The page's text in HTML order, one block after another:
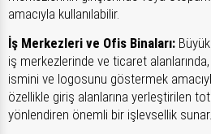
amacıyla kullanılabilir.
İş Merkezleri ve Ofis Binaları:
iş merkezlerinde ve ticaret
ismini ve logosunu göstermek
özellikle giriş alanlarına yerleştirilen
yönlendiren önemli bir işlevsellik sunar.